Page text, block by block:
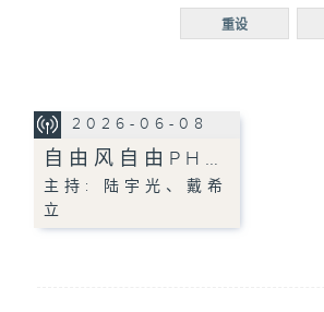
R5
普通
重设
2026-06-08
自由风自由PH…
主持: 陆宇光、戴希
立